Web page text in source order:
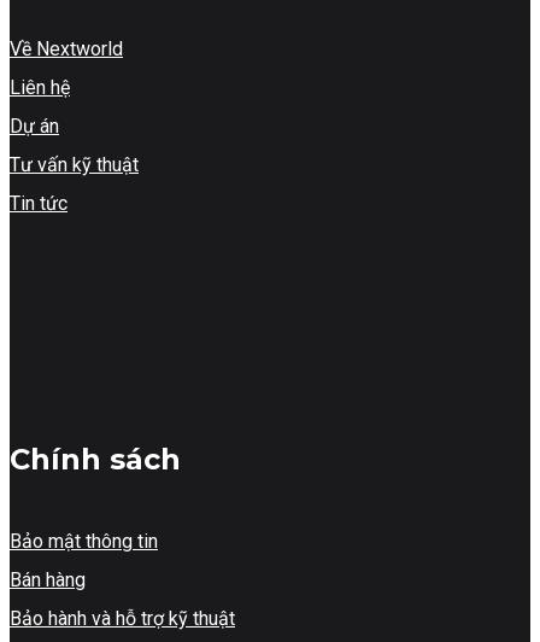
Về Nextworld
Liên hệ
Dự án
Tư vấn kỹ thuật
Tin tức
Chính sách
Bảo mật thông tin
Bán hàng
Bảo hành và hỗ trợ kỹ thuật